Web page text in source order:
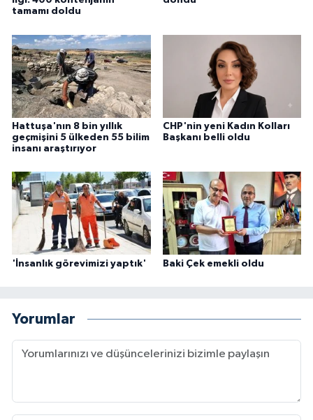
tamamı doldu
Hattuşa'nın 8 bin yıllık
geçmişini 5 ülkeden 55 bilim
insanı araştırıyor
CHP'nin yeni Kadın Kolları
Başkanı belli oldu
'İnsanlık görevimizi yaptık' Baki Çek emekli oldu
Yorumlar